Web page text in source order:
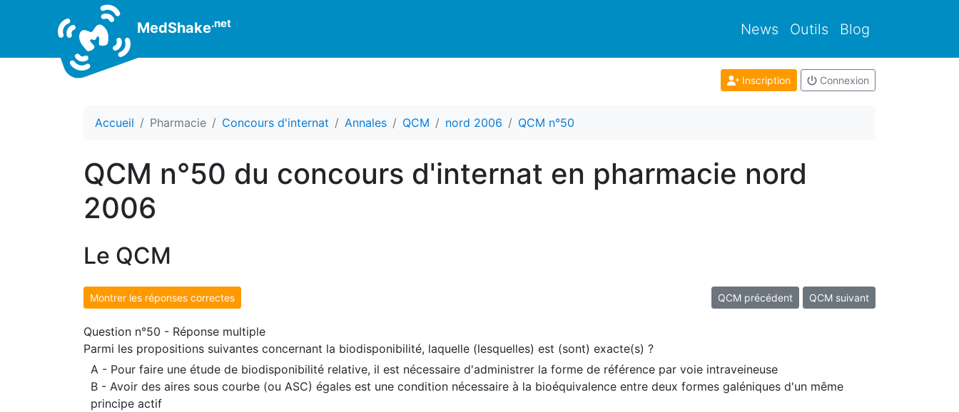
MedShake.net News Outils Blog
Inscription Connexion
Accueil Pharmacie Concours d'internat Annales QCM nord 2006 QCM n°50
QCM n°50 du concours d'internat en pharmacie nord
2006
Le QCM
Montrer les réponses correctes QCM précédent QCM suivant
Question n°50 - Réponse multiple
Parmi les propositions suivantes concernant la biodisponibilité, laquelle (lesquelles) est (sont) exacte(s) ?
A - Pour faire une étude de biodisponibilité relative, il est nécessaire d'administrer la forme de référence par voie intraveineuse
B - Avoir des aires sous courbe (ou ASC) égales est une condition nécessaire à la bioéquivalence entre deux formes galéniques d'un même
principe actif